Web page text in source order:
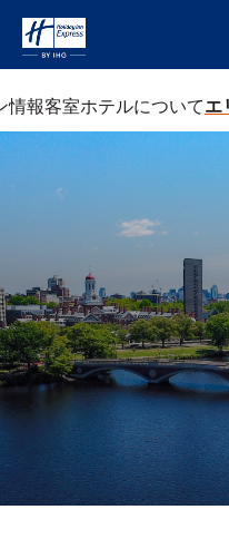
情報客室ホテルについてエ